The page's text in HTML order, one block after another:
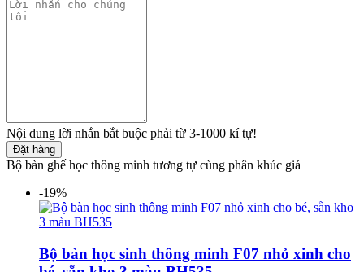
Nội dung lời nhắn bắt buộc phải từ 3-1000 kí tự!
Đặt hàng
Bộ bàn ghế học thông minh tương tự cùng phân khúc giá
-19%
Bộ bàn học sinh thông minh F07 nhỏ xinh cho